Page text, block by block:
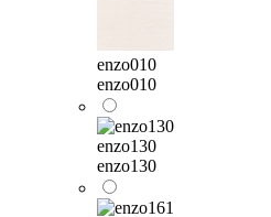
enzo010
enzo010
enzo130
enzo130